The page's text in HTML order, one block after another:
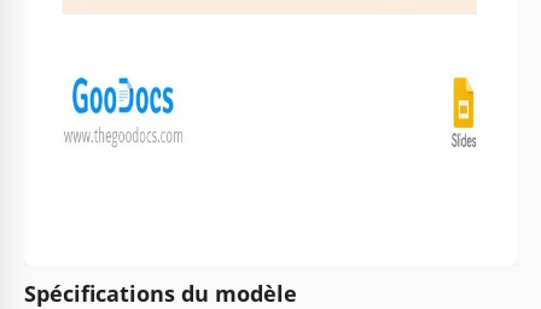
Spécifications du modèle